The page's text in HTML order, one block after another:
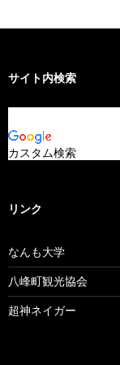
サイト内検索
カスタム検索
リンク
なんも大学
八峰町観光協会
超神ネイガー